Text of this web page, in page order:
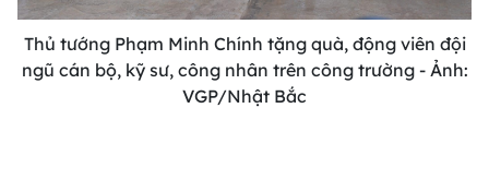
Thủ tướng Phạm Minh Chính tặng quà, động viên đội
ngũ cán bộ, kỹ sư, công nhân trên công trường - Ảnh:
VGP/Nhật Bắc